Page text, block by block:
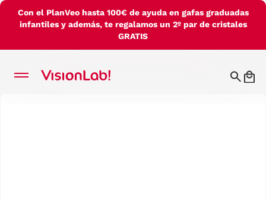
Con el PlanVeo hasta 100€ de ayuda en gafas graduadas
infantiles y además, te regalamos un 2º par de cristales
GRATIS